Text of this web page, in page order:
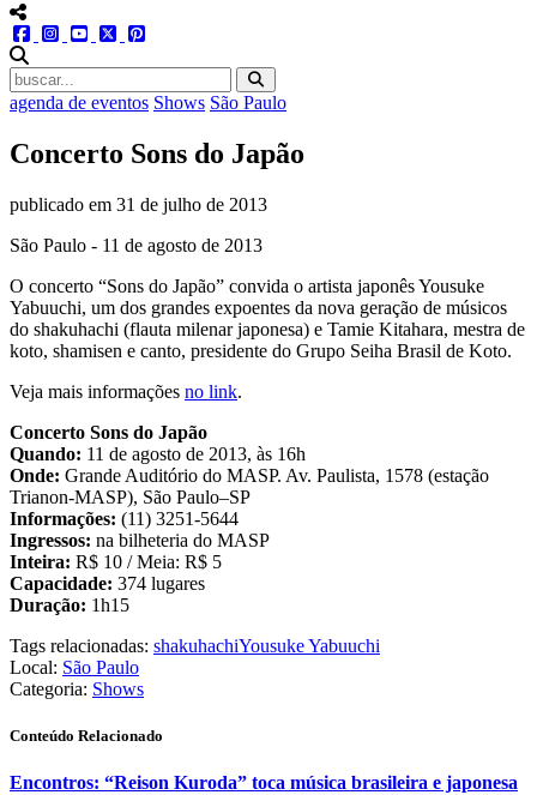
menu redes social
facebookinstagram
youtube
twitter
agenda de eventos Shows São Paulo
Concerto Sons do Japão
publicado em 31 de julho de 2013
São Paulo - 11 de agosto de 2013
O concerto “Sons do Japão” convida o artista japonês Yousuke
Yabuuchi, um dos grandes expoentes da nova geração de músicos
do shakuhachi (flauta milenar japonesa) e Tamie Kitahara, mestra de
koto, shamisen e canto, presidente do Grupo Seiha Brasil de Koto.
Veja mais informações no link.
Concerto Sons do Japão
Quando: 11 de agosto de 2013, às 16h
Onde: Grande Auditório do MASP. Av. Paulista, 1578 (estação
Trianon-MASP), São Paulo–SP
Informações: (11) 3251-5644
Ingressos: na bilheteria do MASP
Inteira: R$ 10 / Meia: R$ 5
Capacidade: 374 lugares
Duração: 1h15
Tags relacionadas: shakuhachiYousuke Yabuuchi
Local: São Paulo
Categoria: Shows
Conteúdo Relacionado
Encontros: “Reison Kuroda” toca música brasileira e japonesa